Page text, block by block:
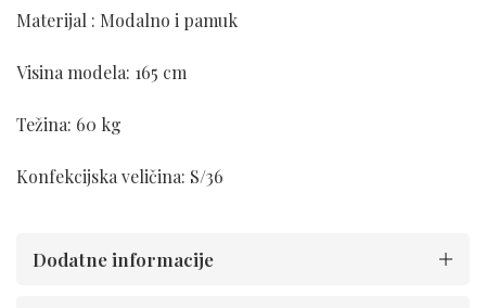
Materijal : Modalno i pamuk
Visina modela: 165 cm
Težina: 60 kg
Konfekcijska veličina: S/36
Dodatne informacije